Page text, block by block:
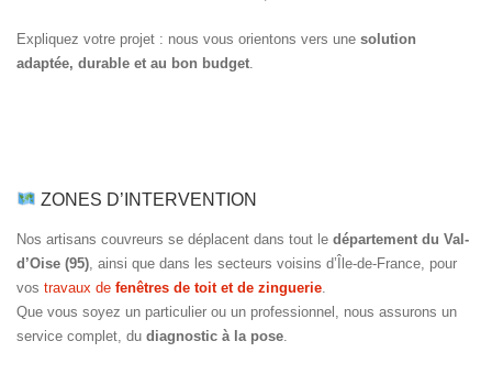
Expliquez votre projet : nous vous orientons vers une solution
adaptée, durable et au bon budget.
ZONES D’INTERVENTION
Nos artisans couvreurs se déplacent dans tout le département du Val-
d’Oise (95) , ainsi que dans les secteurs voisins d’Île-de-France, pour
vos travaux de fenêtres de toit et de zinguerie
Que vous soyez un particulier ou un professionnel, nous assurons un
service complet, du diagnostic à la pose